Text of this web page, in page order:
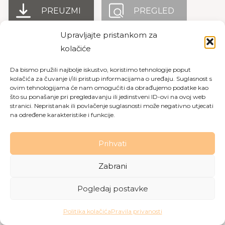
Upravljajte pristankom za
kolačiće
Da bismo pružili najbolje iskustvo, koristimo tehnologije poput
kolačića za čuvanje i/ili pristup informacijama o uređaju. Suglasnost s
ovim tehnologijama će nam omogućiti da obrađujemo podatke kao
što su ponašanje pri pregledavanju ili jedinstveni ID-ovi na ovoj web
stranici. Nepristanak ili povlačenje suglasnosti može negativno utjecati
na određene karakteristike i funkcije.
Prihvati
Zabrani
Pogledaj postavke
Politika kolačićaPravila privanosti
PREUZMI PREGLED
privatnosti |Politika kolačića
Made with love byGobo Digital